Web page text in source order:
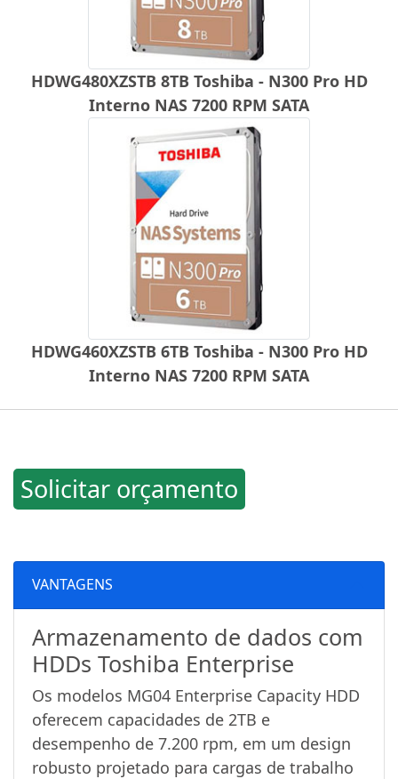
HDWG480XZSTB 8TB Toshiba - N300 Pro HD
Interno NAS 7200 RPM SATA
HDWG460XZSTB 6TB Toshiba - N300 Pro HD
Interno NAS 7200 RPM SATA
Solicitar orçamento
VANTAGENS
Armazenamento de dados com
HDDs Toshiba Enterprise
Os modelos MG04 Enterprise Capacity HDD
oferecem capacidades de 2TB e
desempenho de 7.200 rpm, em um design
robusto projetado para cargas de trabalho